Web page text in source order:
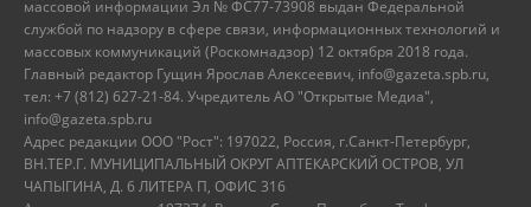
массовой информации Эл № ФС77-73908 выдан Федеральной
службой по надзору в сфере связи, информационных технологий и
массовых коммуникаций (Роскомнадзор) 12 октября 2018 года.
Главный редактор Гущин Ярослав Алексеевич, info@gazeta.spb.ru,
тел: +7 (812) 627-21-84. Учредитель АО "Открытые Медиа",
info@gazeta.spb.ru
Адрес редакции ООО "Рост": 197022, Россия, г.Санкт-Петербург,
ВН.ТЕР.Г. МУНИЦИПАЛЬНЫЙ ОКРУГ АПТЕКАРСКИЙ ОСТРОВ, УЛ
ЧАПЫГИНА, Д. 6 ЛИТЕРА П, ОФИС 316